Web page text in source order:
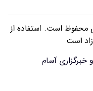
محفوظ است. استفاده از
است
آسام